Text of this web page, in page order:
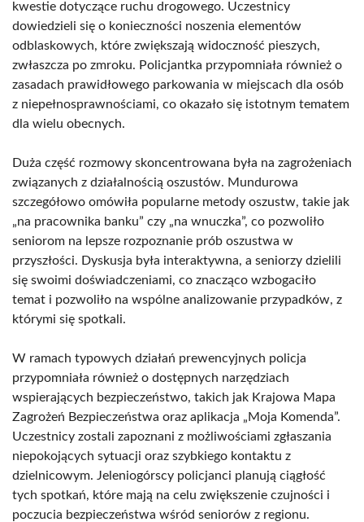
kwestie dotyczące ruchu drogowego. Uczestnicy
dowiedzieli się o konieczności noszenia elementów
odblaskowych, które zwiększają widoczność pieszych,
zwłaszcza po zmroku. Policjantka przypomniała również o
zasadach prawidłowego parkowania w miejscach dla osób
z niepełnosprawnościami, co okazało się istotnym tematem
dla wielu obecnych.
Duża część rozmowy skoncentrowana była na zagrożeniach
związanych z działalnością oszustów. Mundurowa
szczegółowo omówiła popularne metody oszustw, takie jak
„na pracownika banku” czy „na wnuczka”, co pozwoliło
seniorom na lepsze rozpoznanie prób oszustwa w
przyszłości. Dyskusja była interaktywna, a seniorzy dzielili
się swoimi doświadczeniami, co znacząco wzbogaciło
temat i pozwoliło na wspólne analizowanie przypadków, z
którymi się spotkali.
W ramach typowych działań prewencyjnych policja
przypomniała również o dostępnych narzędziach
wspierających bezpieczeństwo, takich jak Krajowa Mapa
Zagrożeń Bezpieczeństwa oraz aplikacja „Moja Komenda”.
Uczestnicy zostali zapoznani z możliwościami zgłaszania
niepokojących sytuacji oraz szybkiego kontaktu z
dzielnicowym. Jeleniogórscy policjanci planują ciągłość
tych spotkań, które mają na celu zwiększenie czujności i
poczucia bezpieczeństwa wśród seniorów z regionu.